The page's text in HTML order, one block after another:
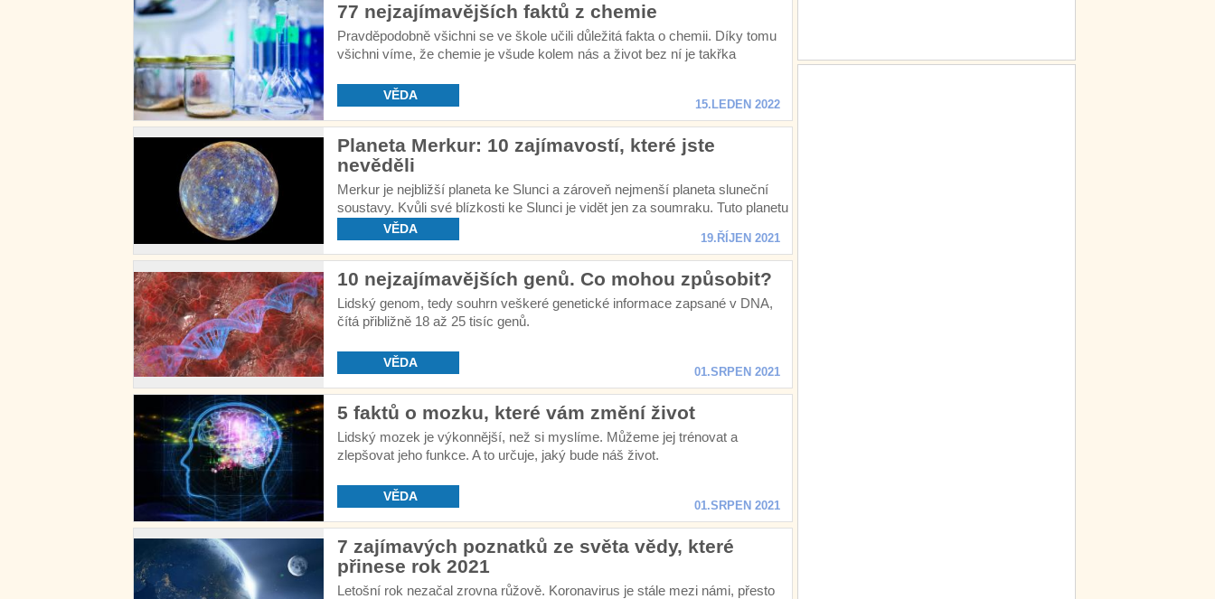
77 nejzajímavějších faktů z chemie
Pravděpodobně všichni se ve škole učili důležitá fakta o chemii. Díky tomu
všichni víme, že chemie je všude kolem nás a život bez ní je takřka
VĚDA
15.LEDEN 2022
Planeta Merkur: 10 zajímavostí, které jste
nevěděli
Merkur je nejbližší planeta ke Slunci a zároveň nejmenší planeta sluneční
soustavy. Kvůli své blízkosti ke Slunci je vidět jen za soumraku. Tuto planetu
plnou kontrastů navštívily v historii pouze dvě sondy.
VĚDA
19.ŘÍJEN 2021
10 nejzajímavějších genů. Co mohou způsobit?
Lidský genom, tedy souhrn veškeré genetické informace zapsané v DNA,
čítá přibližně 18 až 25 tisíc genů.
VĚDA
01.SRPEN 2021
5 faktů o mozku, které vám změní život
Lidský mozek je výkonnější, než si myslíme. Můžeme jej trénovat a
zlepšovat jeho funkce. A to určuje, jaký bude náš život.
VĚDA
01.SRPEN 2021
7 zajímavých poznatků ze světa vědy, které
přinese rok 2021
Letošní rok nezačal zrovna růžově. Koronavirus je stále mezi námi, přesto